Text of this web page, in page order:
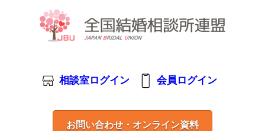
相談室ログイン 会員ログイン
お問い合わせ・オンライン資料